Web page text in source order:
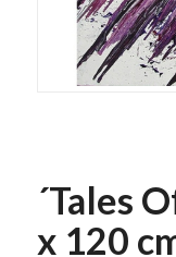
´Tales
x 120